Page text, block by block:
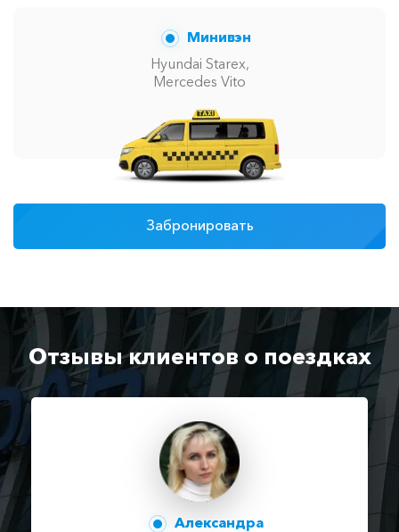
Минивэн
Hyundai Starex,
Mercedes Vito
Забронировать
Отзывы клиентов о поездках
Александра